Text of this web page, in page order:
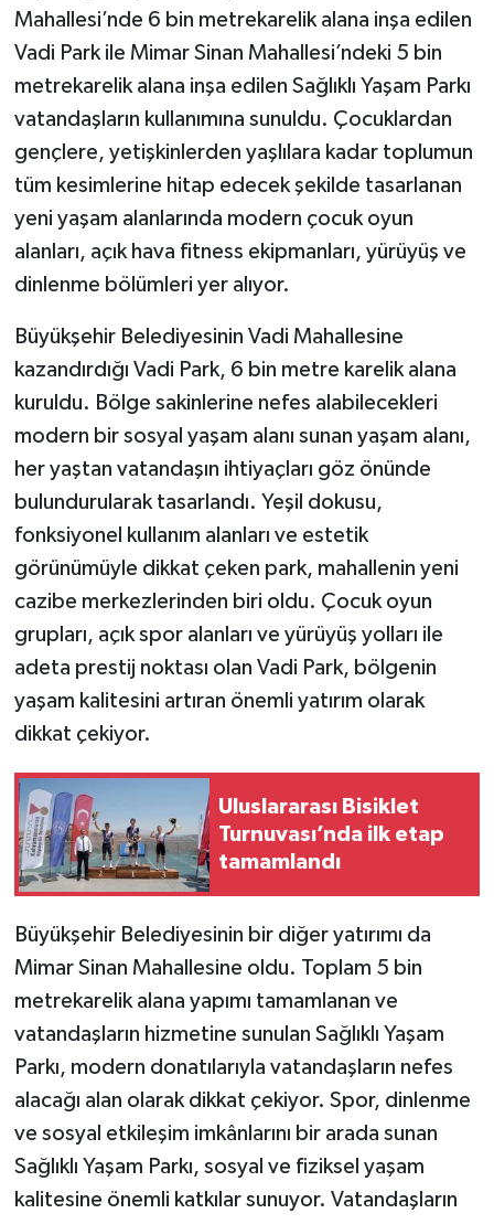
Mahallesi’nde 6 bin metrekarelik alana inşa edilen
Vadi Park ile Mimar Sinan Mahallesi’ndeki 5 bin
metrekarelik alana inşa edilen Sağlıklı Yaşam Parkı
vatandaşların kullanımına sunuldu. Çocuklardan
gençlere, yetişkinlerden yaşlılara kadar toplumun
tüm kesimlerine hitap edecek şekilde tasarlanan
yeni yaşam alanlarında modern çocuk oyun
alanları, açık hava fitness ekipmanları, yürüyüş ve
dinlenme bölümleri yer alıyor.
Büyükşehir Belediyesinin Vadi Mahallesine
kazandırdığı Vadi Park, 6 bin metre karelik alana
kuruldu. Bölge sakinlerine nefes alabilecekleri
modern bir sosyal yaşam alanı sunan yaşam alanı,
her yaştan vatandaşın ihtiyaçları göz önünde
bulundurularak tasarlandı. Yeşil dokusu,
fonksiyonel kullanım alanları ve estetik
görünümüyle dikkat çeken park, mahallenin yeni
cazibe merkezlerinden biri oldu. Çocuk oyun
grupları, açık spor alanları ve yürüyüş yolları ile
adeta prestij noktası olan Vadi Park, bölgenin
yaşam kalitesini artıran önemli yatırım olarak
dikkat çekiyor.
Uluslararası Bisiklet
Turnuvası’nda ilk etap
tamamlandı
Büyükşehir Belediyesinin bir diğer yatırımı da
Mimar Sinan Mahallesine oldu. Toplam 5 bin
metrekarelik alana yapımı tamamlanan ve
vatandaşların hizmetine sunulan Sağlıklı Yaşam
Parkı, modern donatılarıyla vatandaşların nefes
alacağı alan olarak dikkat çekiyor. Spor, dinlenme
ve sosyal etkileşim imkânlarını bir arada sunan
Sağlıklı Yaşam Parkı, sosyal ve fiziksel yaşam
kalitesine önemli katkılar sunuyor. Vatandaşların